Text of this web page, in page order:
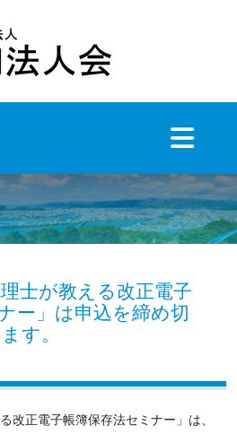
士が教える改正電子
ー」は申込を締め切
す。
改正電子帳簿保存法セミナー」は、